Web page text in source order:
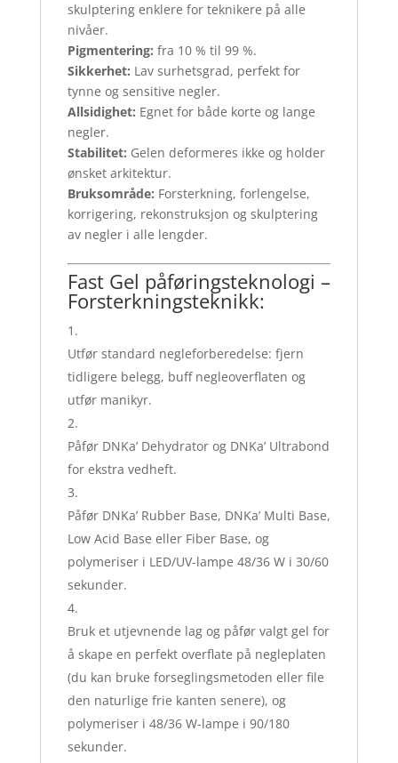
skulptering enklere for teknikere på alle
nivåer.
Pigmentering: fra 10 % til 99 %.
Sikkerhet: Lav surhetsgrad, perfekt for
tynne og sensitive negler.
Allsidighet: Egnet for både korte og lange
negler.
Stabilitet: Gelen deformeres ikke og holder
ønsket arkitektur.
Bruksområde: Forsterkning, forlengelse,
korrigering, rekonstruksjon og skulptering
av negler i alle lengder.
Fast Gel påføringsteknologi –
Forsterkningsteknikk:
Utfør standard negleforberedelse: fjern
tidligere belegg, buff negleoverflaten og
utfør manikyr.
Påfør DNKa’ Dehydrator og DNKa’ Ultrabond
for ekstra vedheft.
Påfør DNKa’ Rubber Base, DNKa’ Multi Base,
Low Acid Base eller Fiber Base, og
polymeriser i LED/UV-lampe 48/36 W i 30/60
sekunder.
Bruk et utjevnende lag og påfør valgt gel for
å skape en perfekt overflate på negleplaten
(du kan bruke forseglingsmetoden eller file
den naturlige frie kanten senere), og
polymeriser i 48/36 W-lampe i 90/180
sekunder.